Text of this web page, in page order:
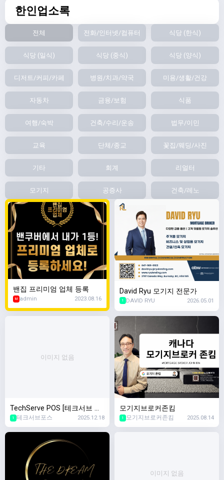
한인업소록
전체 전화/인터넷/컴퓨터 식당 (한식)
식당 (일식) 식당 (중식) 식당 (양식)
디저트/커피/카페 병원/치과/약국 미용/생활/건강
자동차 금융/보험 식품
여행/숙박 건축/수리/운송 법무/이민
교육 단체/종교 꽃집/웨딩/사진
기타 회계 리얼터
모기지 공증사 건축/레노
밴집 프리미엄 업체 등록
M admin 2023.08.16
David Ryu 모기지 전문가
1 DAVID RYU 2026.05.01
이미지 없음
TechServe POS [테크서브 포
스]
1 테크서브포스 2025.12.18
모기지브로커존킴
1 모기지브로커존킴 2025.08.14
이미지 없음